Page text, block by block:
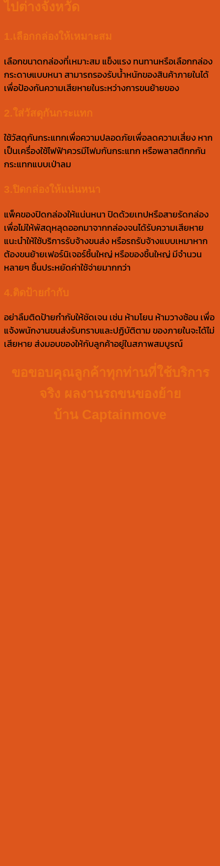
ไปต่างจังหวัด
1.เลือกกล่องให้เหมาะสม
เลือกขนาดกล่องที่เหมาะสม แข็งแรง ทนทานหรือเลือกกล่อง
กระดาษแบบหนา สามารถรองรับน้ำหนักของสินค้าภายในได้
เพื่อป้องกันความเสียหายในระหว่างการขนย้ายของ
2.ใส่วัสดุกันกระแทก
ใช้วัสดุกันกระแทกเพื่อความปลอดภัยเพื่อลดความเสี่ยง หาก
เป็นเครื่องใช้ไฟฟ้าควรมีโฟมกันกระแทก หรือพลาสติกกกัน
กระแทกแบบเป่าลม
3.ปิดกล่องให้แน่นหนา
แพ็คของปิดกล่องให้แน่นหนา ปิดด้วยเทปหรือสายรัดกล่อง
เพื่อไม่ให้พัสดุหลุดออกมาจากกล่องจนได้รับความเสียหาย
แนะนำให้ใช้บริการรับจ้างขนส่ง หรือรถรับจ้างแบบเหมาหาก
ต้องขนย้ายเฟอร์นิเจอร์ชิ้นใหญ่ หรือของชิ้นใหญ่ มีจำนวน
หลายๆ ชิ้นประหยัดค่าใช้จ่ายมากกว่า
4.ติดป้ายกำกับ
อย่าลืมติดป้ายกำกับให้ชัดเจน เช่น ห้ามโยน ห้ามวางซ้อน เพื่อ
แจ้งพนักงานขนส่งรับทราบและปฏิบัติตาม ของภายในจะได้ไม่
เสียหาย ส่งมอบของให้กับลูกค้าอยู่ในสภาพสมบูรณ์
ขอขอบคุณลูกค้าทุกท่านที่ใช้บริการ
จริง ผลงานรถขนของย้าย
บ้าน Captainmove